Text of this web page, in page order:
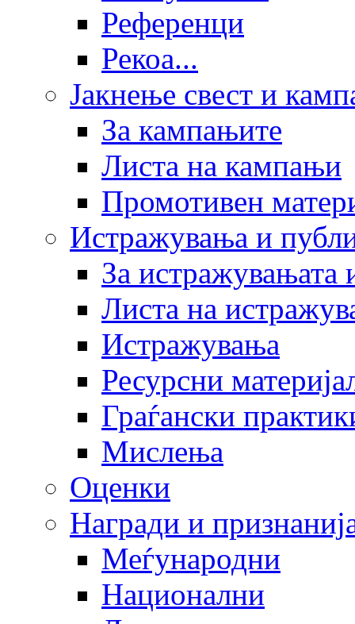
Референци
Рекоа...
Јакнење свест и
За кампањите
Листа на кампањи
Промотивен
Истражувања и
За истражувањата
Листа на
Истражувања
Ресурсни
Граѓански
Мислења
Оценки
Награди и
Меѓународни
Национални